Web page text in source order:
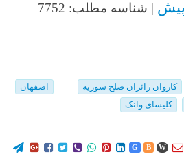
| شناسه مطلب: 7752
کاروان زائران صلح سوریه
اصفهان
کلیسای وانک
        G B W 